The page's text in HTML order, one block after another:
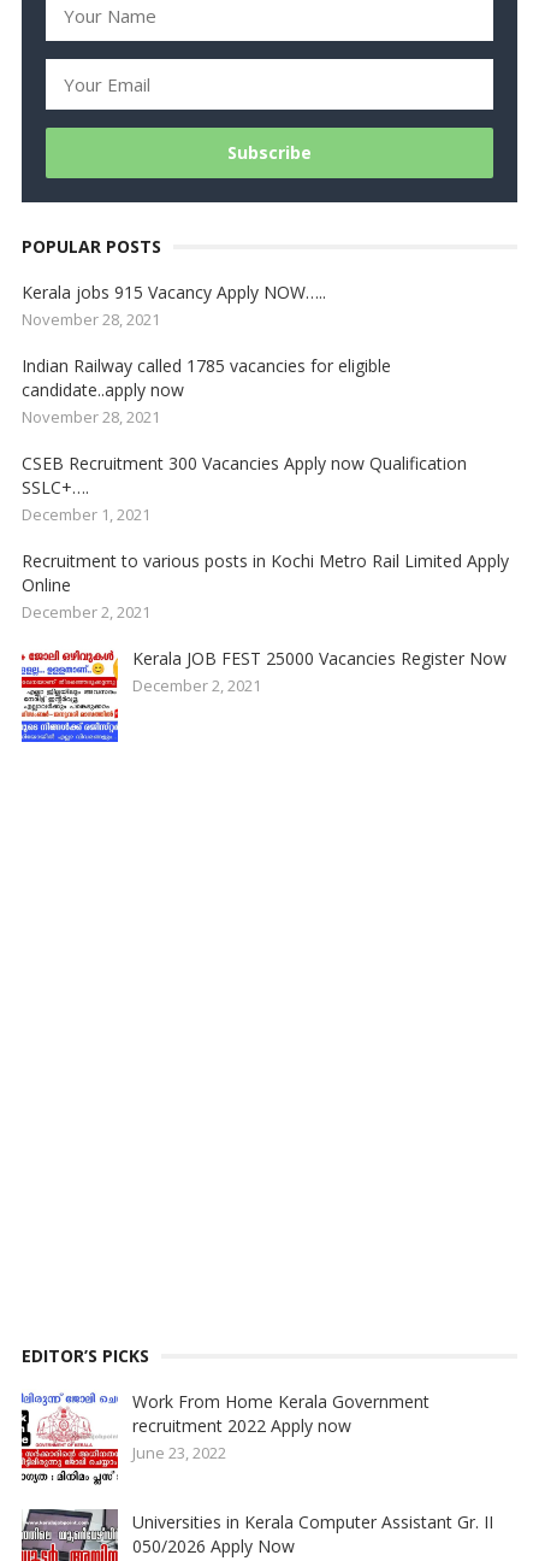
POPULAR POSTS
Kerala jobs 915 Vacancy Apply NOW…..
November 28, 2021
Indian Railway called 1785 vacancies for eligible
candidate..apply now
November 28, 2021
CSEB Recruitment 300 Vacancies Apply now Qualification
SSLC+….
December 1, 2021
Recruitment to various posts in Kochi Metro Rail Limited Apply
Online
December 2, 2021
Kerala JOB FEST 25000 Vacancies Register Now
December 2, 2021
EDITOR’S PICKS
Work From Home Kerala Government
recruitment 2022 Apply now
June 23, 2022
Universities in Kerala Computer Assistant Gr. II
050/2026 Apply Now